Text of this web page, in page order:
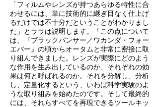
「フィルムやレンズが持つあらゆる特性に合
わせるには、単に技術的に継ぎ目なく仕上げ
るだけでは不十分だということがわかりまし
た」とララは説明します。「この点について
は、『ブラックパンサー／ワカンダ・フォー
エバー』の頃からオータムと非常に密接に取
り組んできました。レンズが実際にどのよう
な作用を生み出しているのか、それぞれの効
果は何と呼ばれるのか。それを分解し、分析
し、定量化するという、いわば科学実験のよ
うな取り組みを始めたのです。そして最終的
には、それらすべてを再現できるツールキッ